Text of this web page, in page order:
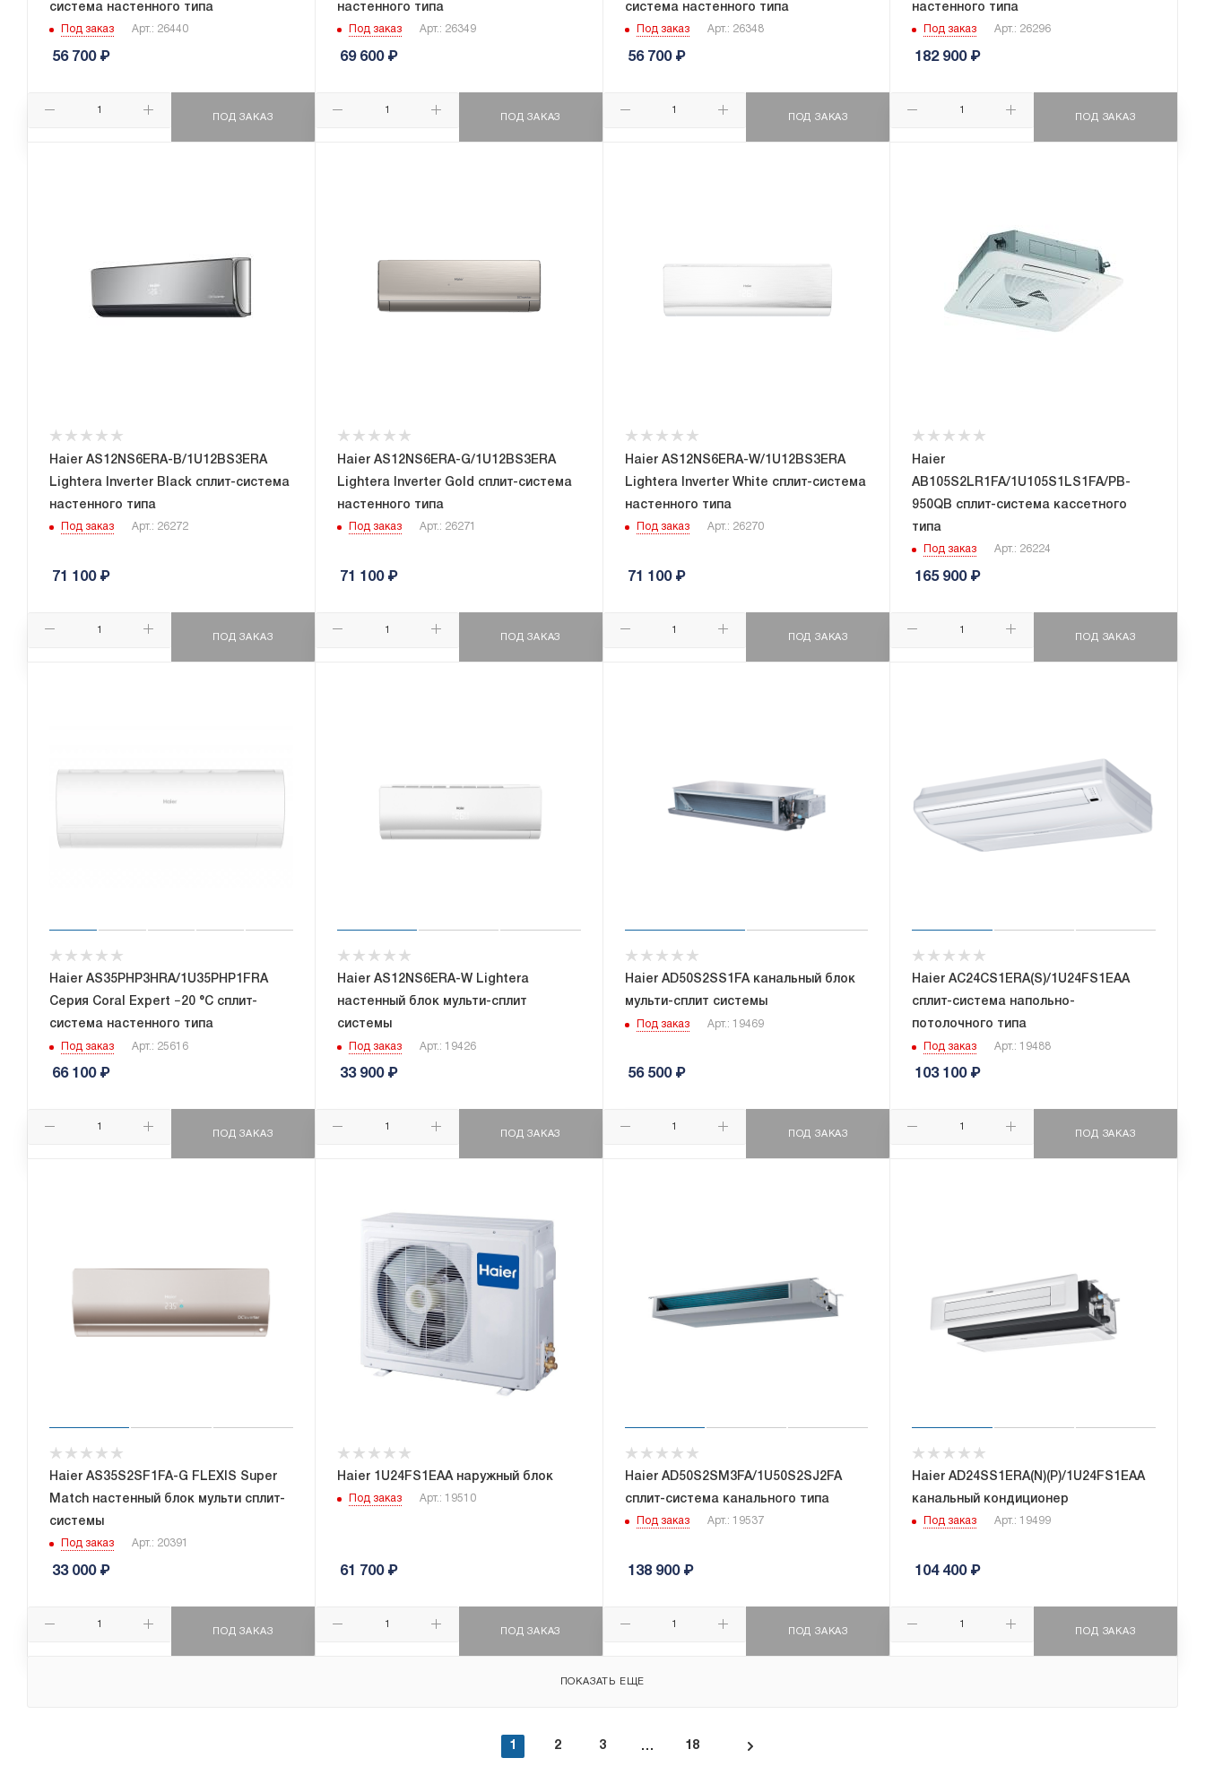
система настенного типа
Под заказ Арт.: 26440
56 700₽
ПОД ЗАКАЗ
настенного типа
Под заказ Арт.: 26349
69 600₽
ПОД ЗАКАЗ
система настенного типа
Под заказ Арт.: 26348
56 700₽
ПОД ЗАКАЗ
настенного типа
Под заказ Арт.: 26296
182 900₽
ПОД ЗАКАЗ
Haier AS12NS6ERA-B/1U12BS3ERA
Lightera Inverter Black сплит-система
настенного типа
Под заказ Арт.: 26272
71 100₽
ПОД ЗАКАЗ
Haier AS12NS6ERA-G/1U12BS3ERA
Lightera Inverter Gold сплит-система
настенного типа
Под заказ Арт.: 26271
71 100₽
ПОД ЗАКАЗ
Haier AS12NS6ERA-W/1U12BS3ERA
Lightera Inverter White сплит-система
настенного типа
Под заказ Арт.: 26270
71 100₽
ПОД ЗАКАЗ
Haier
AB105S2LR1FA/1U105S1LS1FA/PB-
950QB сплит-система кассетного
типа
Под заказ Арт.: 26224
165 900₽
ПОД ЗАКАЗ
Haier AS35PHP3HRA/1U35PHP1FRA
Серия Coral Expert −20 °C сплит-
система настенного типа
Под заказ Арт.: 25616
66 100₽
ПОД ЗАКАЗ
Haier AS12NS6ERA-W Lightera
настенный блок мульти-сплит
системы
Под заказ Арт.: 19426
33 900₽
ПОД ЗАКАЗ
Haier AD50S2SS1FA канальный блок
мульти-сплит системы
Под заказ Арт.: 19469
56 500₽
ПОД ЗАКАЗ
Haier AC24CS1ERA(S)/1U24FS1EAA
сплит-система напольно-
потолочного типа
Под заказ Арт.: 19488
103 100₽
ПОД ЗАКАЗ
Haier AS35S2SF1FA-G FLEXIS Super
Match настенный блок мульти сплит-
системы
Под заказ Арт.: 20391
33 000₽
ПОД ЗАКАЗ
Haier 1U24FS1EAA наружный блок
Под заказ Арт.: 19510
61 700₽
ПОД ЗАКАЗ
Haier AD50S2SM3FA/1U50S2SJ2FA
сплит-система канального типа
Под заказ Арт.: 19537
138 900₽
ПОД ЗАКАЗ
Haier AD24SS1ERA(N)(P)/1U24FS1EAA
канальный кондиционер
Под заказ Арт.: 19499
104 400₽
ПОД ЗАКАЗ
ПОКАЗАТЬ ЕЩЕ
1 2 3 18